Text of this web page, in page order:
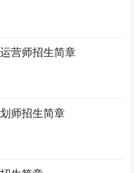
营师招生简章
师招生简章